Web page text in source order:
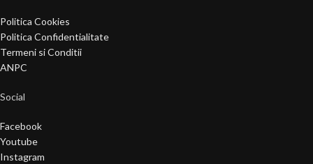
Politica Cookies
Politica Confidentialitate
Termeni si Conditii
ANPC
Social
Facebook
Youtube
Instagram